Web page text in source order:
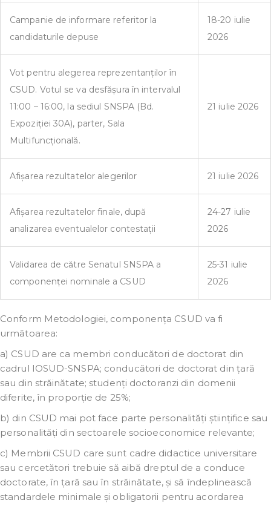
Campanie de informare referitor la
candidaturile depuse
18-20 iulie
2026
Vot pentru alegerea reprezentanților în
CSUD. Votul se va desfășura în intervalul
11:00 – 16:00, la sediul SNSPA (Bd.
Expoziției 30A), parter, Sala
Multifuncțională.
21 iulie 2026
Afișarea rezultatelor alegerilor 21 iulie 2026
Afișarea rezultatelor finale, după
analizarea eventualelor contestații
24-27 iulie
2026
Validarea de către Senatul SNSPA a
componenței nominale a CSUD
25-31 iulie
2026
Conform Metodologiei, componența CSUD va fi
următoarea:
a) CSUD are ca membri conducători de doctorat din
cadrul IOSUD-SNSPA; conducători de doctorat din țară
sau din străinătate; studenți doctoranzi din domenii
diferite, în proporție de 25%;
b) din CSUD mai pot face parte personalități științifice sau
personalități din sectoarele socioeconomice relevante;
c) Membrii CSUD care sunt cadre didactice universitare
sau cercetători trebuie să aibă dreptul de a conduce
doctorate, în țară sau în străinătate, și să îndeplinească
standardele minimale și obligatorii pentru acordarea